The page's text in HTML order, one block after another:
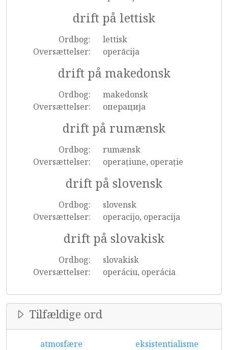
drift på lettisk
Ordbog:
lettisk
Oversættelser:
operācija
drift på makedonsk
Ordbog:
makedonsk
Oversættelser:
операција
drift på rumænsk
Ordbog:
rumænsk
Oversættelser:
operațiune, operație
drift på slovensk
Ordbog:
slovensk
Oversættelser:
operacijo, operacija
drift på slovakisk
Ordbog:
slovakisk
Oversættelser:
operáciu, operácia
Tilfældige ord
atmosfære
eksistentialisme